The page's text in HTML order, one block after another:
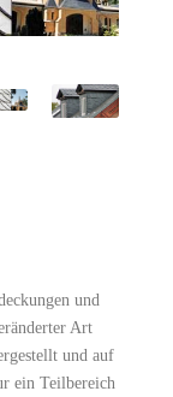
und
Art
und auf
ein Teilbereich